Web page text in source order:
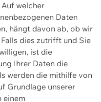
welcher
Daten
hängt davon ab, ob wir
dies zutrifft und Sie
ist die
Ihrer Daten die
werden die mithilfe von
Grundlage unserer
einem